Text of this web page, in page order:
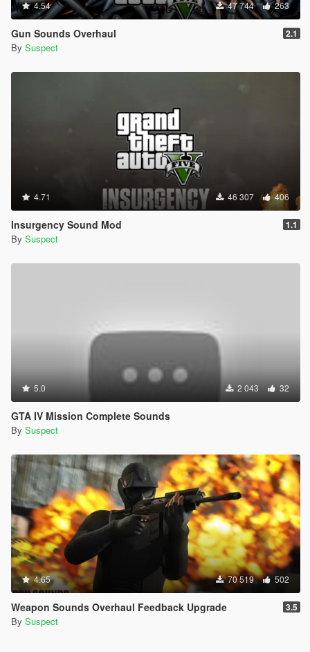
4.54 47 744 263
Gun Sounds Overhaul 2.1
By Suspect
4.71 46 307 406
Insurgency Sound Mod 1.1
By Suspect
5.0 2 043 32
GTA IV Mission Complete Sounds
By Suspect
4.65 70 519 502
Weapon Sounds Overhaul Feedback Upgrade 3.5
By Suspect